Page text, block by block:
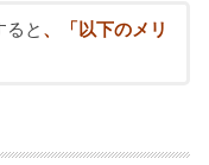
ると 、「以下のメリ